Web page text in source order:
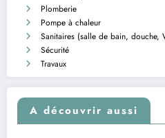
Plomberie
Pompe à chaleur
Sanitaires (salle de bain, douche,
Sécurité
Travaux
A découvrir aussi